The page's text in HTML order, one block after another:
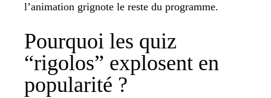
l’animation grignote le reste du programme.
Pourquoi les quiz
“rigolos” explosent en
popularité ?